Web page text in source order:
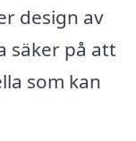
design av
säker på att
som kan